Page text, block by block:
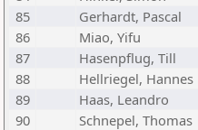
85
Gerhardt, Pascal
86
Miao, Yifu
87
Hasenpflug, Till
88
Hellriegel, Hannes
89
Haas, Leandro
90
Schnepel, Thomas